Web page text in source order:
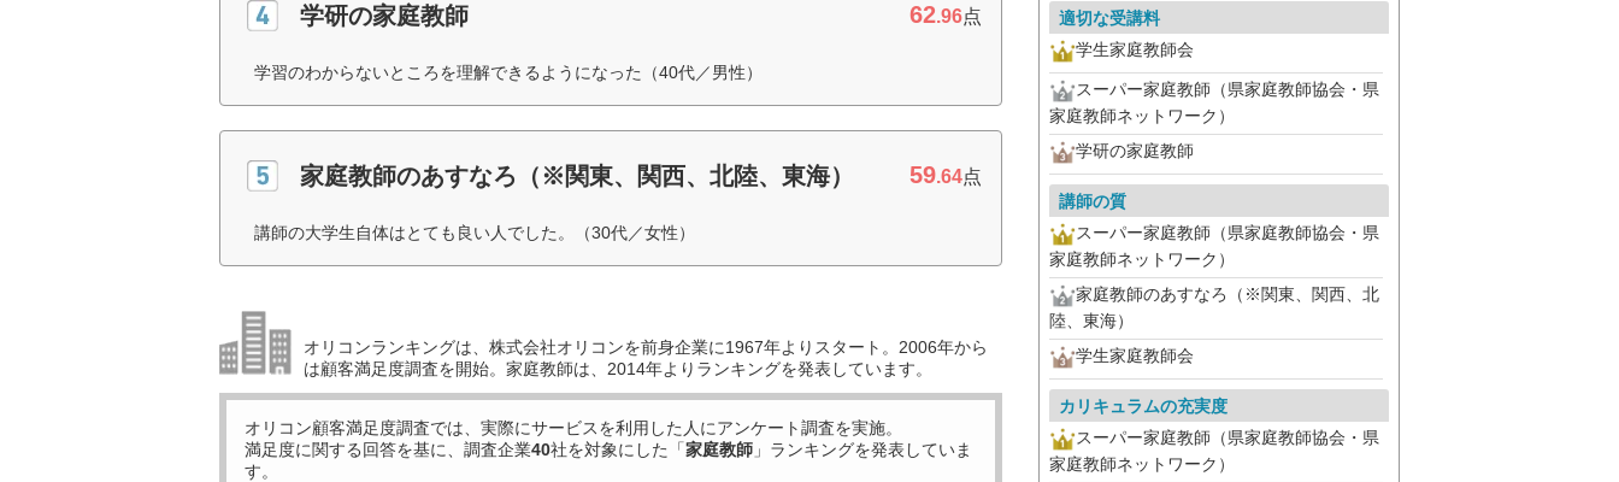
学研の家庭教師 62.96点
学習のわからないところを理解できるようになった（40代／男性）
家庭教師のあすなろ（※関東、関西、北陸、東海） 59.64点
講師の大学生自体はとても良い人でした。（30代／女性）
オリコンランキングは、株式会社オリコンを前身企業に1967年よりスタート。2006年から
は顧客満足度調査を開始。家庭教師は、2014年よりランキングを発表しています。
オリコン顧客満足度調査では、実際にサービスを利用した 人にアンケート調査を実施。
満足度に関する回答を基に、調査企業40社を対象にした「家庭教師 」ランキングを発表していま
す。
適切な受講料
学生家庭教師会
スーパー家庭教師（県家庭教師協会・県
家庭教師ネットワーク）
学研の家庭教師
講師の質
スーパー家庭教師（県家庭教師協会・県
家庭教師ネットワーク）
家庭教師のあすなろ（※関東、関西、北
陸、東海）
学生家庭教師会
カリキュラムの充実度
スーパー家庭教師（県家庭教師協会・県
家庭教師ネットワーク）